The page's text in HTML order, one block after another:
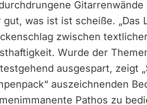
gut, was ist ist scheiße. „Das
zwischen
Wurde der
ausgespart, zeigt
auszeichnenden
Pathos zu